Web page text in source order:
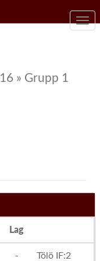
» Grupp 1
Lag
- Tölö IF:2